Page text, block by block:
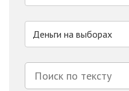
Деньги на выборах